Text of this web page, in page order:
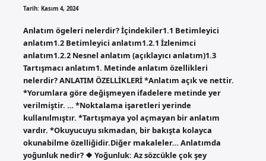
Tarih: Kasım 4, 2024
Anlatım ögeleri nelerdir? İçindekiler1.1 Betimleyici
anlatım1.2 Betimleyici anlatım1.2.1 İzlenimci
anlatım1.2.2 Nesnel anlatım (açıklayıcı anlatım)1.3
Tartışmacı anlatım1. Metinde anlatım özellikleri
nelerdir? ANLATIM ÖZELLİKLERİ *Anlatım açık ve nettir.
*Yorumlara göre değişmeyen ifadelere metinde yer
verilmiştir. … *Noktalama işaretleri yerinde
kullanılmıştır. *Tartışmaya yol açmayan bir anlatım
vardır. *Okuyucuyu sıkmadan, bir bakışta kolayca
okunabilme özelliğidir.Diğer makaleler… Anlatımda
yoğunluk nedir? ❖ Yoğunluk: Az sözcükle çok şey